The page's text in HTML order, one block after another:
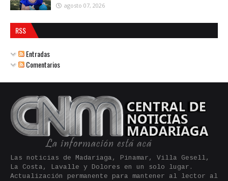
agosto 07, 2026
RSS
Entradas
Comentarios
Las noticias de Madariaga, Pinamar, Villa Gesell,
La Costa, Lavalle y Dolores en un solo lugar.
Actualización permanente para mantener al lector al